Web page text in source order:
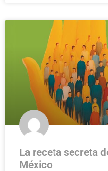
La receta secreta
México